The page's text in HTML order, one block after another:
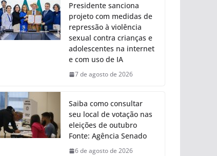
Presidente sanciona
projeto com medidas de
repressão à violência
sexual contra crianças e
adolescentes na internet
e com uso de IA
7 de agosto de 2026
Saiba como consultar
seu local de votação nas
eleições de outubro
Fonte: Agência Senado
6 de agosto de 2026